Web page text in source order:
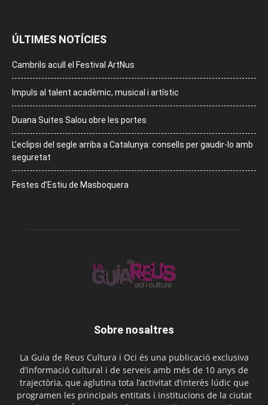
ÚLTIMES NOTÍCIES
Cambrils acull el Festival ArtNus
Impuls al talent acadèmic, musical i artístic
Duana Suites Salou obre les portes
L’eclipsi del segle arriba a Catalunya: consells per gaudir-lo amb
seguretat
Festes d’Estiu de Masboquera
Sobre nosaltres
La Guia de Reus Cultura i Oci és una publicació exclusiva
d’informació cultural i de serveis amb més de 10 anys de
trajectòria, que aglutina tota l’activitat d’interès lúdic que
programen les principals entitats i institucions de la ciutat